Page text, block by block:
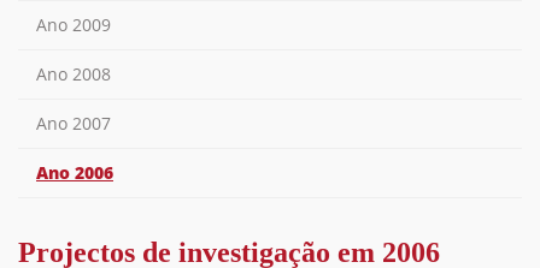
Ano 2009
Ano 2008
Ano 2007
Ano 2006
Projectos de investigação em 2006